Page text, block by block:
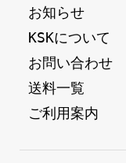
お知らせ
KSKについて
お問い合わせ
送料一覧
ご利用案内